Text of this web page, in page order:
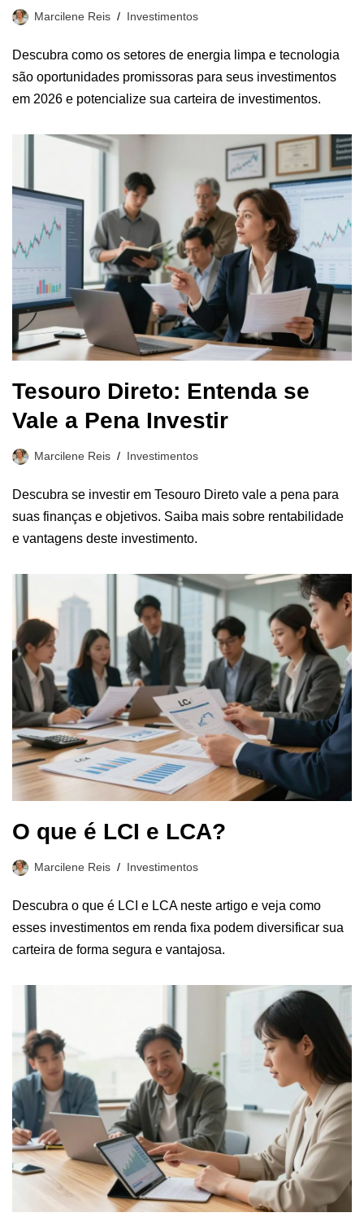
Marcilene Reis Investimentos
Descubra como os setores de energia limpa e tecnologia
são oportunidades promissoras para seus investimentos
em 2026 e potencialize sua carteira de investimentos.
Tesouro Direto: Entenda se
Vale a Pena Investir
Marcilene Reis Investimentos
Descubra se investir em Tesouro Direto vale a pena para
suas finanças e objetivos. Saiba mais sobre rentabilidade
e vantagens deste investimento.
O que é LCI e LCA?
Marcilene Reis Investimentos
Descubra o que é LCI e LCA neste artigo e veja como
esses investimentos em renda fixa podem diversificar sua
carteira de forma segura e vantajosa.